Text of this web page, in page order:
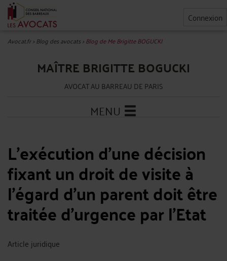
Connexion
Avocat.fr>Blog des avocats>Blog de Me Brigitte BOGUCKI
MAÎTRE BRIGITTE BOGUCKI
AVOCAT AU BARREAU DE PARIS
MENU
L'exécution d'une décision
fixant un droit de visite à
l'égard d'un parent doit être
traitée d'urgence par l'Etat
Article juridique